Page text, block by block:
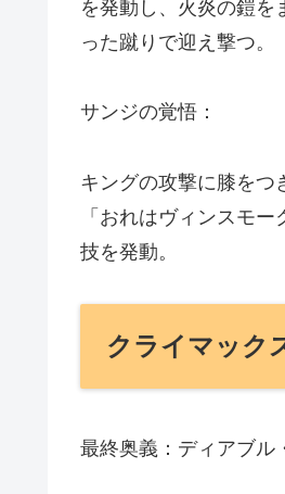
を発動し、火炎の鎧を
った蹴りで迎え撃つ。
サンジの覚悟：
キングの攻撃に膝をつ
「おれはヴィンスモ
技を発動。
クライマック
最終奥義：ディアブル